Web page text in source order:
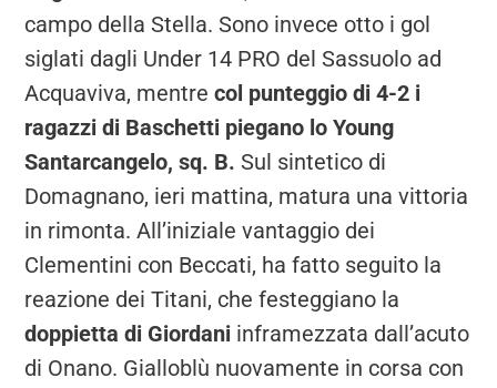
campo della Stella. Sono invece otto i gol
siglati dagli Under 14 PRO del Sassuolo ad
Acquaviva, mentrecol punteggio di 4-2 i
ragazzi di Baschetti piegano lo Young
Santarcangelo, sq. B. Sul sintetico di
Domagnano, ieri mattina, matura una vittoria
in rimonta. All’iniziale vantaggio dei
Clementini con Beccati, ha fatto seguito la
reazione dei Titani, che festeggiano la
doppietta di Giordani inframezzata dall’acuto
di Onano. Gialloblù nuovamente in corsa con